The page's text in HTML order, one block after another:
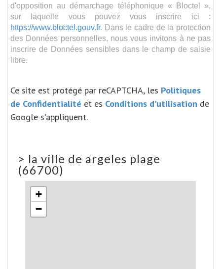
d'opposition au démarchage téléphonique « Bloctel »,
sur laquelle vous pouvez vous inscrire ici :
https://www.bloctel.gouv.fr. Dans le cadre de la protection
des Données personnelles, nous vous invitons à ne pas
inscrire de Données sensibles dans le champ de saisie
libre.
Ce site est protégé par reCAPTCHA, les Politiques
de Confidentialité et es Conditions d'utilisation de
Google s'appliquent.
> la ville de argeles plage
(66700)
+
−